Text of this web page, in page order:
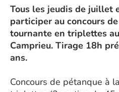
Tous les jeudis de juillet
participer au concours
tournante en triplettes
Camprieu. Tirage 18h
ans.
Concours de pétanque à